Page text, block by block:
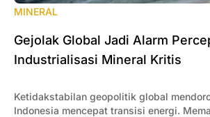
MINERAL
Gejolak Global Jadi Alarm
Industrialisasi Mineral Kritis
Ketidakstabilan geopolitik global
Indonesia mencepat transisi energi.